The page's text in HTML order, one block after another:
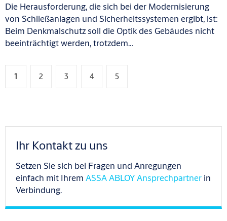
Die Herausforderung, die sich bei der Modernisierung
von Schließanlagen und Sicherheitssystemen ergibt, ist:
Beim Denkmalschutz soll die Optik des Gebäudes nicht
beeinträchtigt werden, trotzdem…
1 2 3 4 5
Ihr Kontakt zu uns
Setzen Sie sich bei Fragen und Anregungen
einfach mit Ihrem ASSA ABLOY Ansprechpartner in
Verbindung.